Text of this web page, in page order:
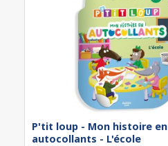
P'tit loup - Mon histoire en
autocollants - L'école